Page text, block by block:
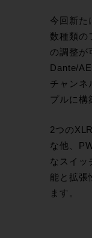
今回新た
数種類の
の調整が
Dante/
チャンネ
プルに構
2つの
な他、
なスイッ
能と拡張
ます。